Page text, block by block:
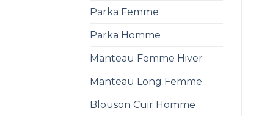
Parka Femme
Parka Homme
Manteau Femme Hiver
Manteau Long Femme
Blouson Cuir Homme